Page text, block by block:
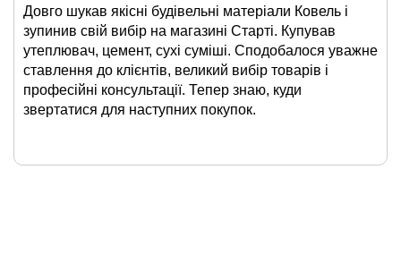
Довго шукав якісні будівельні матеріали Ковель і
зупинив свій вибір на магазині Старті. Купував
утеплювач, цемент, сухі суміші. Сподобалося уважне
ставлення до клієнтів, великий вибір товарів і
професійні консультації. Тепер знаю, куди
звертатися для наступних покупок.